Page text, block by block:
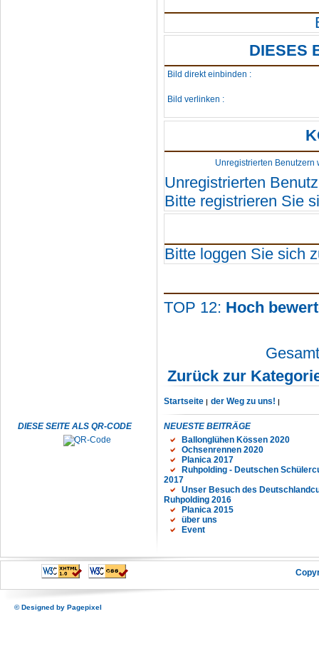
DIESES
Bild direkt einbinden :
Bild verlinken :
Unregistrierten Benutzern
Unregistrierten
Bitte registrieren Sie
Bitte loggen Sie sich
TOP 12: Hoch
Zurück zur
Startseite der Weg zu uns!
DIESE SEITE ALS QR-CODE
NEUESTE BEITRÄGE
Ballonglühen Kössen 2020
Ochsenrennen 2020
Planica 2017
Ruhpolding - Deutschen
2017
Unser Besuch des
Ruhpolding 2016
Planica 2015
über uns
Event
© Designed by Pagepixel